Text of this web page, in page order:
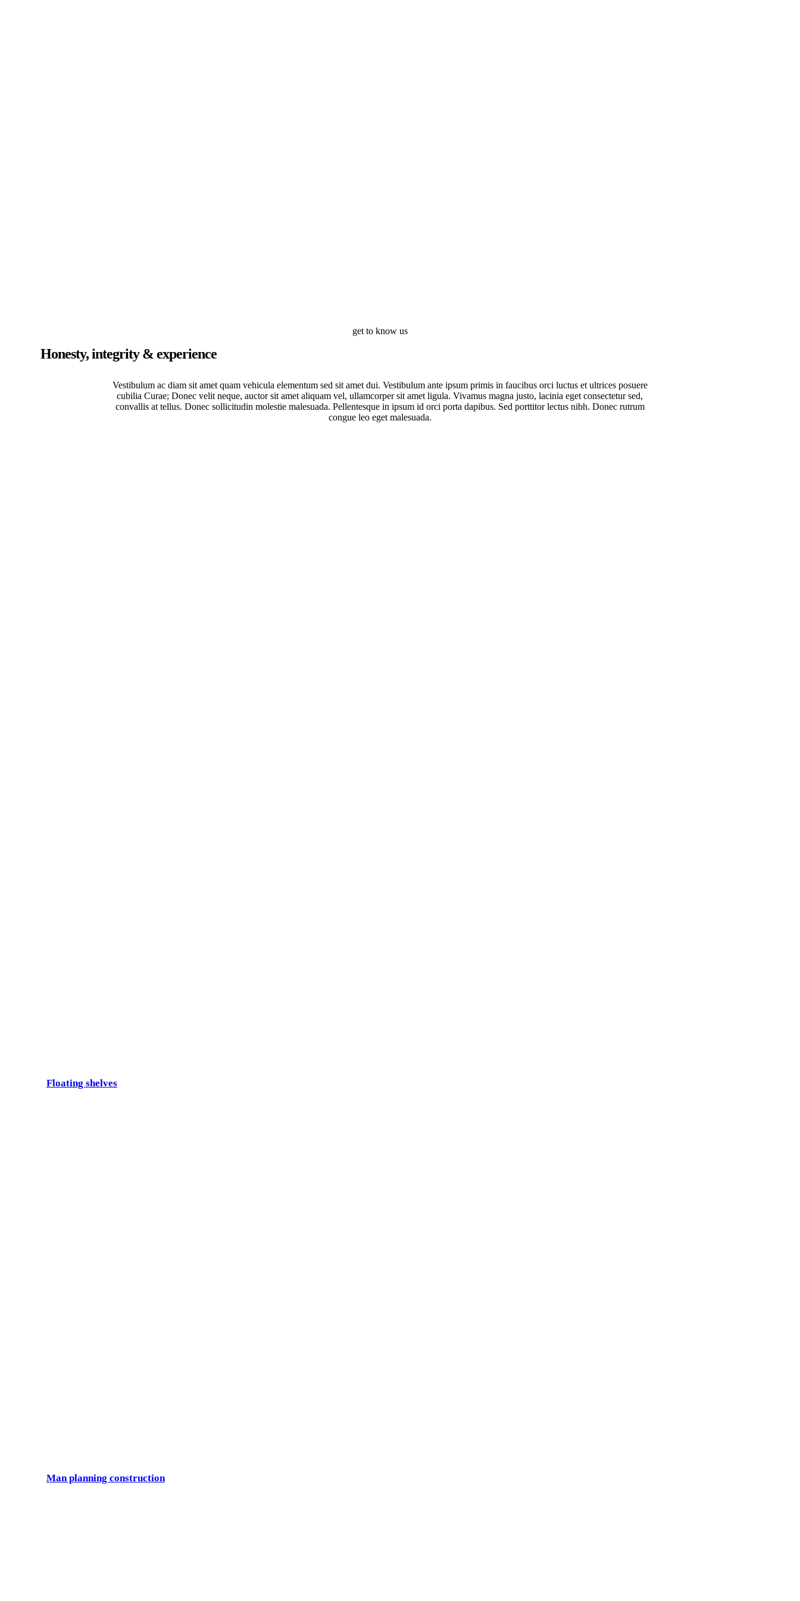
get to know us
Honesty, integrity & experience
Vestibulum ac diam sit amet quam vehicula elementum sed sit amet dui. Vestibulum ante ipsum primis in faucibus orci luctus et ultrices posuere
cubilia Curae; Donec velit neque, auctor sit amet aliquam vel, ullamcorper sit amet ligula. Vivamus magna justo, lacinia eget consectetur sed,
convallis at tellus. Donec sollicitudin molestie malesuada. Pellentesque in ipsum id orci porta dapibus. Sed porttitor lectus nibh. Donec rutrum
congue leo eget malesuada.
Floating shelves
Man planning construction